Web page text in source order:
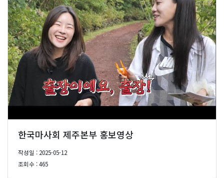
한국마사회 제주본부 홍보영상
작성일 : 2025-05-12
조회수 : 465